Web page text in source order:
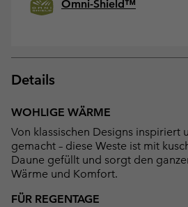
Omni-Shield™
Details
WOHLIGE WÄRME
Von klassischen Designs inspiriert
gemacht – diese Weste ist mit
Daune gefüllt und sorgt den
Wärme und Komfort.
FÜR REGENTAGE